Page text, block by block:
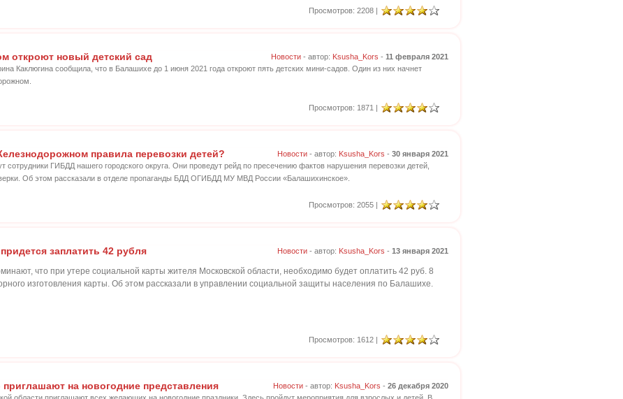
Просмотров: 2208 |
откроют новый детский сад Новости - автор: Ksusha_Kors - 11 февраля 2021
Каклюгина сообщила, что в Балашихе до 1 июня 2021 года откроют пять детских мини-садов. Один из них начнет
Просмотров: 1871 |
правила перевозки детей? Новости - автор: Ksusha_Kors - 30 января 2021
сотрудники ГИБДД нашего городского округа. Они проведут рейд по пресечению фактов нарушения перевозки детей,
Об этом рассказали в отделе пропаганды БДД ОГИБДД МУ МВД России «Балашихинское».
Просмотров: 2055 |
заплатить 42 рубля Новости - автор: Ksusha_Kors - 13 января 2021
что при утере социальной карты жителя Московской области, необходимо будет оплатить 42 руб. 8
изготовления карты. Об этом рассказали в управлении социальной защиты населения по Балашихе.
Просмотров: 1612 |
на новогодние представления Новости - автор: Ksusha_Kors - 26 декабря 2020